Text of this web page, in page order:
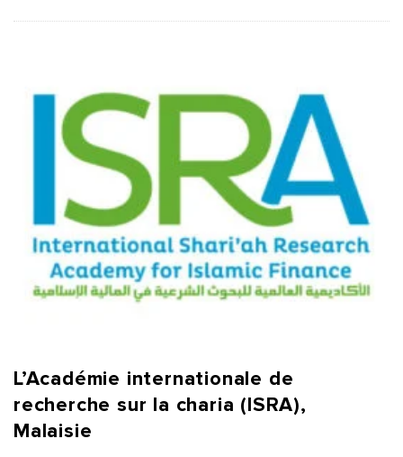
L’Académie internationale de
recherche sur la charia (ISRA),
Malaisie